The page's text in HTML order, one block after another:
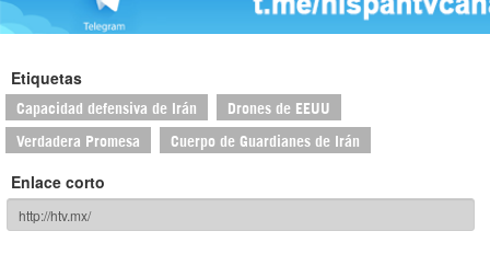
Etiquetas
Capacidad defensiva de Irán Drones de EEUU
Verdadera Promesa Cuerpo de Guardianes de Irán
Enlace corto